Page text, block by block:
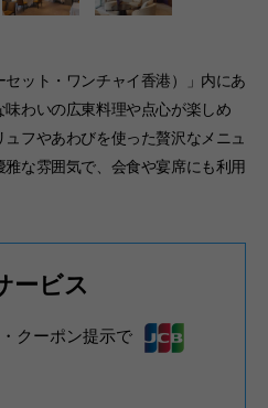
ット・ワンチャイ香港）」内にあ
わいの広東料理や点心が楽しめ
フやあわびを使った贅沢なメニュ
な雰囲気で、会食や宴席にも利用
ービス
クーポン提示で